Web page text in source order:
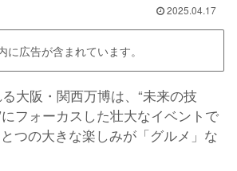
2025.04.17
に広告が含まれています。
大阪・関西万博は、“未来の技
にフォーカスした壮大なイベントで
つの大きな楽しみが「グルメ」な